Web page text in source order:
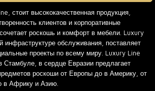
стоит высококачественная продукция,
клиентов и корпоративные
роскошь и комфорт в мебели. Luxury
инфраструктуре обслуживания, поставляет
проекты по всему миру. Luxury Line
Стамбуле, в сердце Евразии предлагает
роскоши от Европы до в Америку, от
в Африку и Азию.